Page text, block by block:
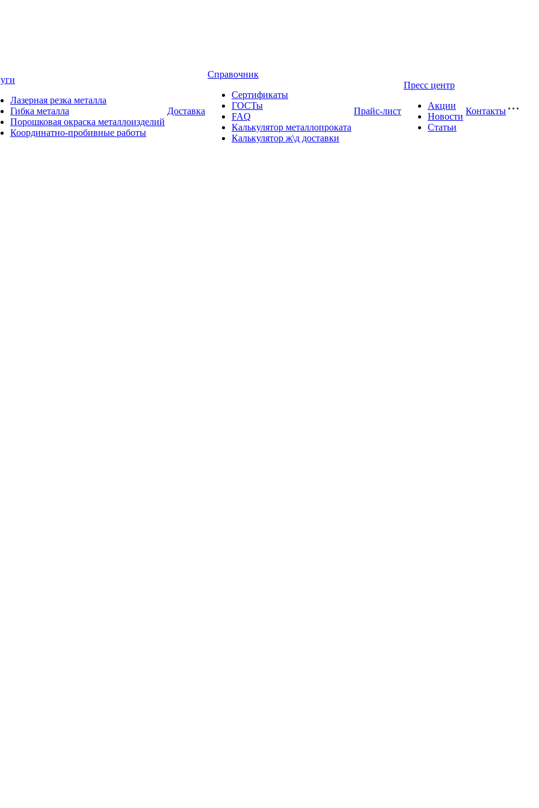
Лазерная резка металла
Гибка металла
Порошковая окраска металлоизделий
Координатно-пробивные работы
Доставка
Справочник
Сертификаты
ГОСТы
FAQ
Калькулятор металлопроката
Калькулятор ж\д доставки
Прайс-лист
Пресс центр
Акции
Новости
Статьи
Контакты